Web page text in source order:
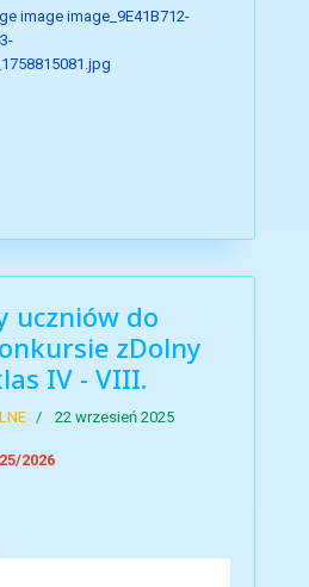
uczniów do
zDolny
IV - VIII.
22 wrzesień 2025
2026